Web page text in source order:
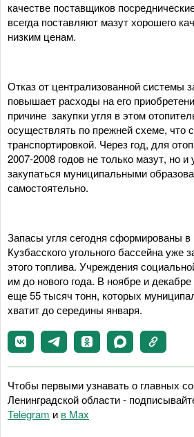
качестве поставщиков
всегда поставляют мазут хорошего
низким ценам.
Отказ от централизованной системы
повышает расходы на его
причине закупки угля в этом
осуществлять по прежней схеме, что
транспортировкой. Через год, для
2007-2008 годов не только мазут, но и
закупаться муниципальными
самостоятельно.
Запасы угля сегодня сформированы
Кузбасского угольного бассейна уже
этого топлива. Учреждения
им до нового года. В ноябре и
еще 55 тысяч тонн, которых
хватит до середины января.
Чтобы первыми узнавать о главных
Ленинградской области -
Telegram и в Maх